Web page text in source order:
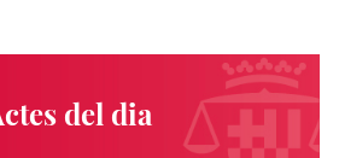
del dia